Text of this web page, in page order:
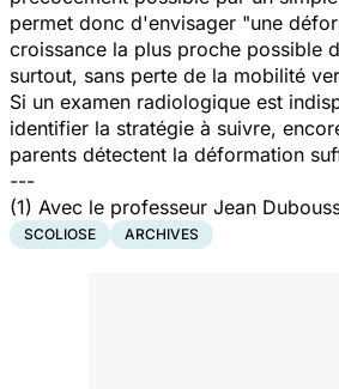
permet donc d'envisager "une
croissance la plus proche possible
surtout, sans perte de la mobilité
Si un examen radiologique est
identifier la stratégie à suivre,
parents détectent la déformation
---
(1) Avec le professeur Jean
SCOLIOSE ARCHIVES